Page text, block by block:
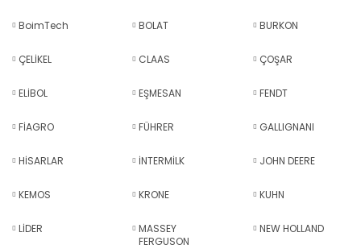
BoimTech BOLAT BURKON
ÇELİKEL CLAAS ÇOŞAR
ELİBOL EŞMESAN FENDT
FİAGRO FÜHRER GALLIGNANI
HİSARLAR İNTERMİLK JOHN DEERE
KEMOS KRONE KUHN
LİDER
MASSEY
FERGUSON
NEW HOLLAND